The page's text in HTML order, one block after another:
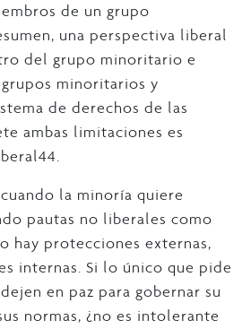
de un grupo
una perspectiva liberal
del grupo minoritario e
minoritarios y
de derechos de las
ambas limitaciones es
la minoría quiere
pautas no liberales como
hay protecciones externas,
internas. Si lo único que pide
en paz para gobernar su
normas, ¿no es intolerante